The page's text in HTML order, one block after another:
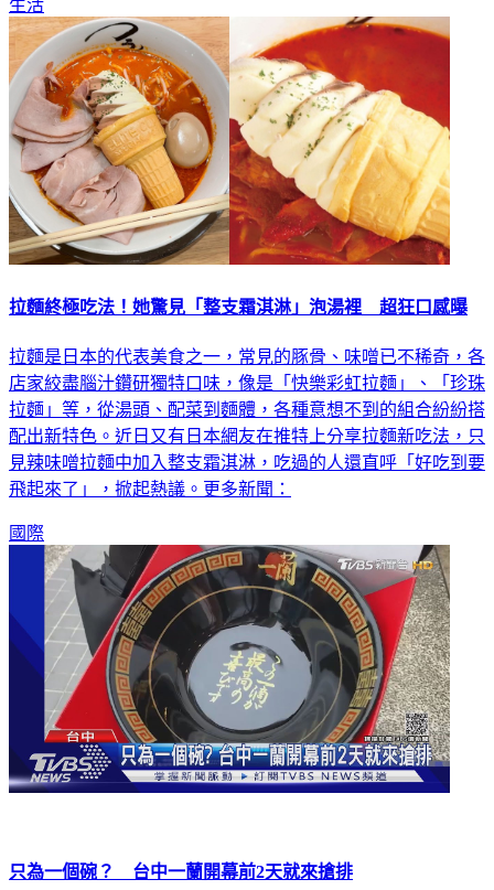
生活
拉麵終極吃法！她驚見「整支霜淇淋」泡湯裡 超狂口感曝
拉麵是日本的代表美食之一，常見的豚骨、味噌已不稀奇，各
店家絞盡腦汁鑽研獨特口味，像是「快樂彩虹拉麵」、「珍珠
拉麵」等，從湯頭、配菜到麵體，各種意想不到的組合紛紛搭
配出新特色。近日又有日本網友在推特上分享拉麵新吃法，只
見辣味噌拉麵中加入整支霜淇淋，吃過的人還直呼「好吃到要
飛起來了」，掀起熱議。更多新聞：
國際
只為一個碗？ 台中一蘭開幕前2天就來搶排